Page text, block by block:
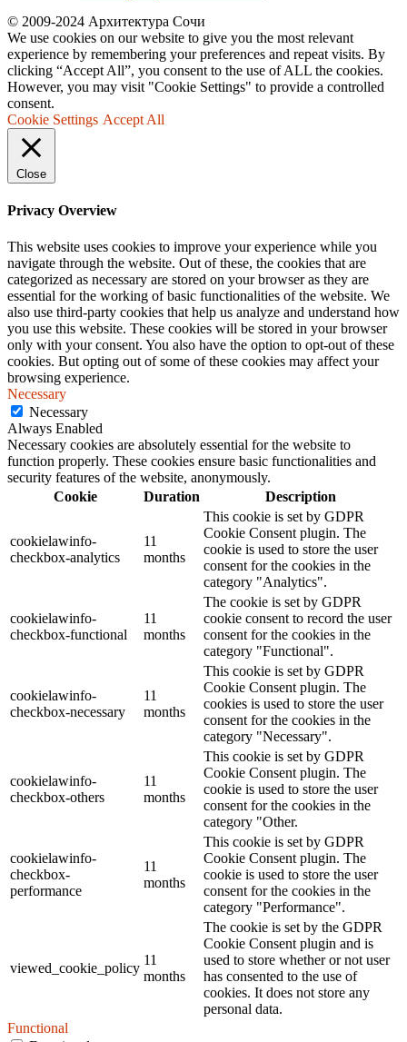
© 2009-2024 Архитектура Сочи
We use cookies on our website to give you the most relevant
experience by remembering your preferences and repeat visits. By
clicking “Accept All”, you consent to the use of ALL the cookies.
However, you may visit "Cookie Settings" to provide a controlled
consent.
Cookie Settings Accept All
Close
Privacy Overview
This website uses cookies to improve your experience while you
navigate through the website. Out of these, the cookies that are
categorized as necessary are stored on your browser as they are
essential for the working of basic functionalities of the website. We
also use third-party cookies that help us analyze and understand how
you use this website. These cookies will be stored in your browser
only with your consent. You also have the option to opt-out of these
cookies. But opting out of some of these cookies may affect your
browsing experience.
Necessary
Necessary
Always Enabled
Necessary cookies are absolutely essential for the website to
function properly. These cookies ensure basic functionalities and
security features of the website, anonymously.
Cookie
Duration Description
cookielawinfo-
checkbox-analytics
11
months
This cookie is set by GDPR
Cookie Consent plugin. The
cookie is used to store the user
consent for the cookies in the
category "Analytics".
cookielawinfo-
checkbox-functional
11
months
The cookie is set by GDPR
cookie consent to record the user
consent for the cookies in the
category "Functional".
cookielawinfo-
checkbox-necessary
11
months
This cookie is set by GDPR
Cookie Consent plugin. The
cookies is used to store the user
consent for the cookies in the
category "Necessary".
cookielawinfo-
checkbox-others
11
months
This cookie is set by GDPR
Cookie Consent plugin. The
cookie is used to store the user
consent for the cookies in the
category "Other.
cookielawinfo-
checkbox-
performance
11
months
This cookie is set by GDPR
Cookie Consent plugin. The
cookie is used to store the user
consent for the cookies in the
category "Performance".
viewed_cookie_policy
11
months
The cookie is set by the GDPR
Cookie Consent plugin and is
used to store whether or not user
has consented to the use of
cookies. It does not store any
personal data.
Functional